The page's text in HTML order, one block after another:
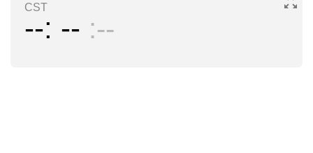
CST
-- -- --